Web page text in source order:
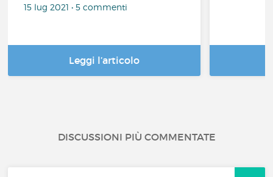
15 lug 2021 • 5 commenti
Leggi l’articolo
DISCUSSIONI PIÙ COMMENTATE